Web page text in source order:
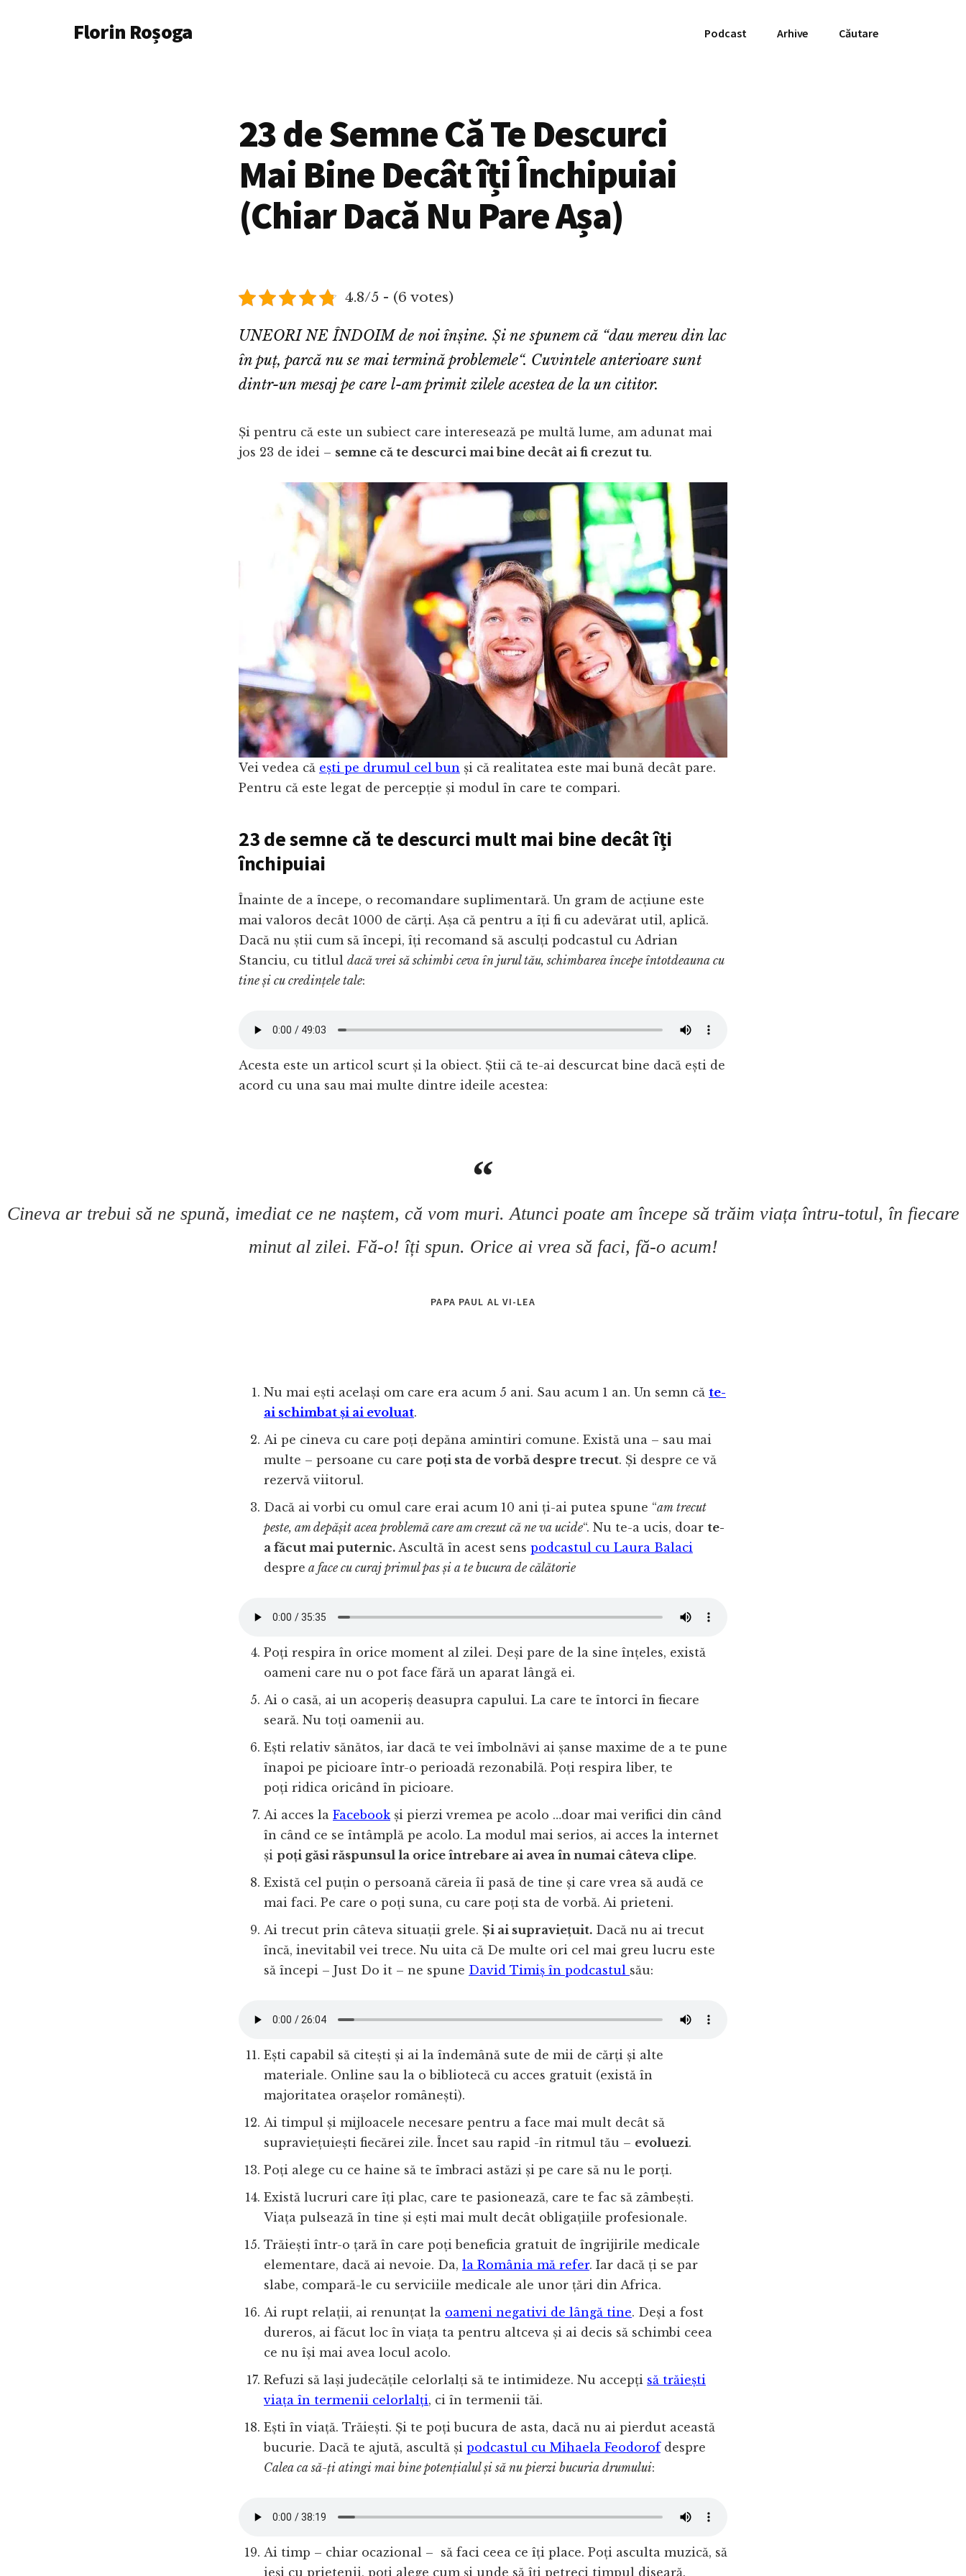
AdditionalFlorin Roșoga Podcast Arhive Căutare
23 de Semne Că Te Descurci
Mai Bine Decât îți Închipuiai
(Chiar Dacă Nu Pare Așa)
4.8/5 - (6 votes)
UNEORI NE ÎNDOIM de noi înșine. Și ne spunem că “dau mereu din lac
în puț, parcă nu se mai termină problemele“. Cuvintele anterioare sunt
dintr-un mesaj pe care l-am primit zilele acestea de la un cititor.
Și pentru că este un subiect care interesează pe multă lume, am adunat mai
jos 23 de idei – semne că te descurci mai bine decât ai fi crezut tu.
Vei vedea că ești pe drumul cel bun și că realitatea este mai bună decât pare.
Pentru că este legat de percepție și modul în care te compari.
23 de semne că te descurci mult mai bine decât îți
închipuiai
Înainte de a începe, o recomandare suplimentară. Un gram de acțiune este
mai valoros decât 1000 de cărți. Așa că pentru a îți fi cu adevărat util, aplică.
Dacă nu știi cum să începi, îți recomand să asculți podcastul cu Adrian
Stanciu, cu titlul dacă vrei să schimbi ceva în jurul tău, schimbarea începe întotdeauna cu
tine și cu credințele tale:
Acesta este un articol scurt și la obiect. Știi că te-ai descurcat bine dacă ești de
acord cu una sau mai multe dintre ideile acestea:
Cineva ar trebui să ne spună, imediat ce ne naștem, că vom muri. Atunci poate am începe să trăim viața întru-totul, în fiecare
minut al zilei. Fă-o! îți spun. Orice ai vrea să faci, fă-o acum!
PAPA PAUL AL VI-LEA
Nu mai ești același om care era acum 5 ani. Sau acum 1 an. Un semn că te-
ai schimbat și ai evoluat.
Ai pe cineva cu care poți depăna amintiri comune. Există una – sau mai
multe – persoane cu care poți sta de vorbă despre trecut. Și despre ce vă
rezervă viitorul.
Dacă ai vorbi cu omul care erai acum 10 ani ți-ai putea spune “am trecut
peste, am depășit acea problemă care am crezut că ne va ucide“. Nu te-a ucis, doar te-
a făcut mai puternic. Ascultă în acest sens podcastul cu Laura Balaci
despre a face cu curaj primul pas și a te bucura de călătorie
Poți respira în orice moment al zilei. Deși pare de la sine înțeles, există
oameni care nu o pot face fără un aparat lângă ei.
Ai o casă, ai un acoperiș deasupra capului. La care te întorci în fiecare
seară. Nu toți oamenii au.
Ești relativ sănătos, iar dacă te vei îmbolnăvi ai șanse maxime de a te pune
înapoi pe picioare într-o perioadă rezonabilă. Poți respira liber, te
poți ridica oricând în picioare.
Ai acces la Facebookși pierzi vremea pe acolo …doar mai verifici din când
în când ce se întâmplă pe acolo. La modul mai serios, ai acces la internet
și poți găsi răspunsul la orice întrebare ai avea în numai câteva clipe.
Există cel puțin o persoană căreia îi pasă de tine și care vrea să audă ce
mai faci. Pe care o poți suna, cu care poți sta de vorbă. Ai prieteni.
Ai trecut prin câteva situații grele. Și ai supraviețuit. Dacă nu ai trecut
încă, inevitabil vei trece. Nu uita că De multe ori cel mai greu lucru este
să începi – Just Do it – ne spune David Timiș în podcastul său:
Ești capabil să citești și ai la îndemână sute de mii de cărți și alte
materiale. Online sau la o bibliotecă cu acces gratuit (există în
majoritatea orașelor românești).
Ai timpul și mijloacele necesare pentru a face mai mult decât să
supraviețuiești fiecărei zile. Încet sau rapid -în ritmul tău – evoluezi.
Poți alege cu ce haine să te îmbraci astăzi și pe care să nu le porți.
Există lucruri care îți plac, care te pasionează, care te fac să zâmbești.
Viața pulsează în tine și ești mai mult decât obligațiile profesionale.
Trăiești într-o țară în care poți beneficia gratuit de îngrijirile medicale
elementare, dacă ai nevoie. Da, la România mă refer. Iar dacă ți se par
slabe, compară-le cu serviciile medicale ale unor țări din Africa.
Ai rupt relații, ai renunțat la oameni negativi de lângă tine. Deși a fost
dureros, ai făcut loc în viața ta pentru altceva și ai decis să schimbi ceea
ce nu își mai avea locul acolo.
Refuzi să lași judecățile celorlalți să te intimideze. Nu accepți să trăiești
viața în termenii celorlalți, ci în termenii tăi.
Ești în viață. Trăiești. Și te poți bucura de asta, dacă nu ai pierdut această
bucurie. Dacă te ajută, ascultă și podcastul cu Mihaela Feodorofdespre
Calea ca să-ți atingi mai bine potențialul și să nu pierzi bucuria drumului:
Ai timp – chiar ocazional – să faci ceea ce îți place. Poți asculta muzică, să
ieși cu prietenii, poți alege cum și unde să îți petreci timpul diseară.